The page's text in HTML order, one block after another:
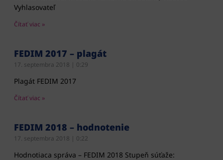
Vyhlasovateľ
Čítať viac »
FEDIM 2017 – plagát
17. septembra 2018 0:29
Plagát FEDIM 2017
Čítať viac »
FEDIM 2018 – hodnotenie
17. septembra 2018 0:22
Hodnotiaca správa – FEDIM 2018 Stupeň súťaže: